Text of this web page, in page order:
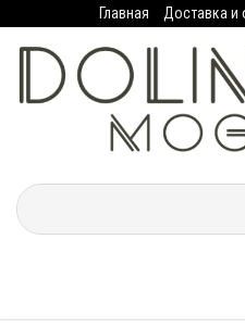
Главная Доставка и